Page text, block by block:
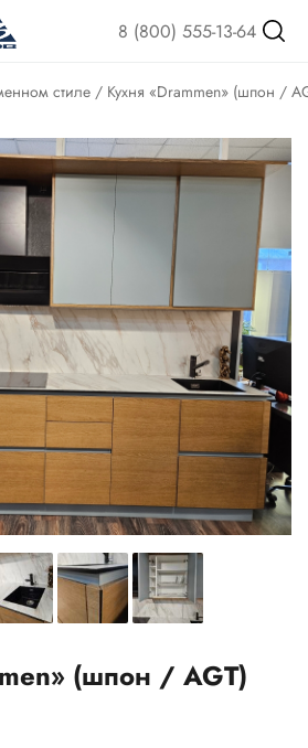
8 (800) 555-13-64
стиле / Кухня «Drammen» (шпон /
(шпон / AGT)